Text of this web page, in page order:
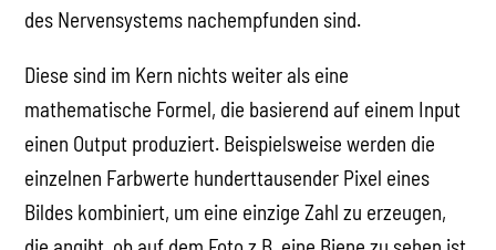
des Nervensystems nachempfunden sind.
Diese sind im Kern nichts weiter als eine
mathematische Formel, die basierend auf einem Input
einen Output produziert. Beispielsweise werden die
einzelnen Farbwerte hunderttausender Pixel eines
Bildes kombiniert, um eine einzige Zahl zu erzeugen,